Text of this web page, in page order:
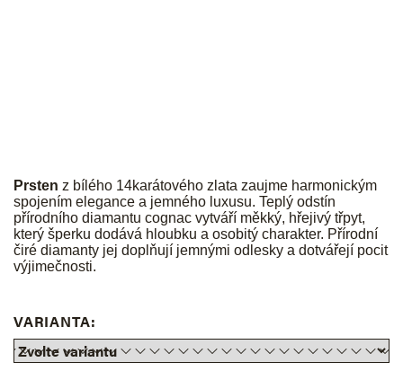
Prsten z bílého 14karátového zlata zaujme harmonickým
spojením elegance a jemného luxusu. Teplý odstín
přírodního diamantu cognac vytváří měkký, hřejivý třpyt,
který šperku dodává hloubku a osobitý charakter. Přírodní
čiré diamanty jej doplňují jemnými odlesky a dotvářejí pocit
výjimečnosti.
VARIANTA: